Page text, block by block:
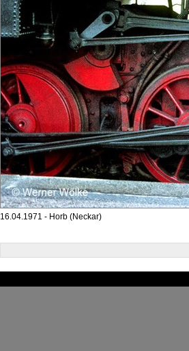
16.04.1971 - Horb (Neckar)